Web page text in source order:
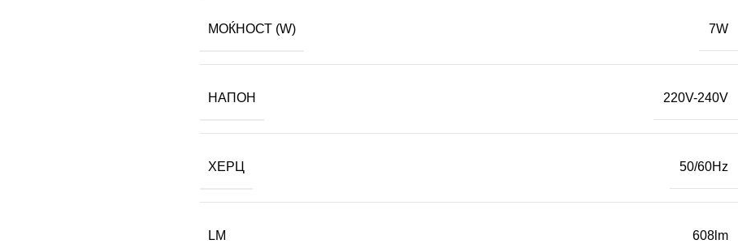
МОЌНОСТ (W) 7W
НАПОН 220V-240V
ХЕРЦ 50/60Hz
LM 608lm